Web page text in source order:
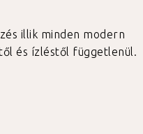
illik minden modern
és ízléstől függetlenül.